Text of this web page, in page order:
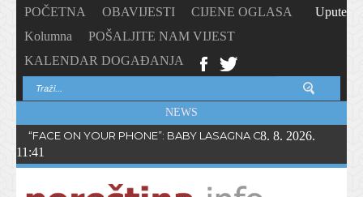
POČETNA OBAVIJESTI
CIJENE OGLASA
Kolumna
POŠALJITE NAM VIJEST
KALENDAR DOGAĐANJA
Upute
NEWS
“FACE ON YOUR PHONE”: BABY LASAGNA OBJAVIO NOVI
8. 8. 2026.
11:41